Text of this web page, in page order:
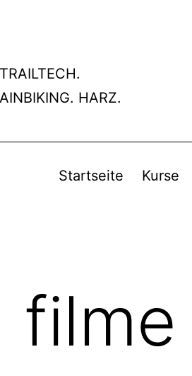
Startseite Kurse
filme